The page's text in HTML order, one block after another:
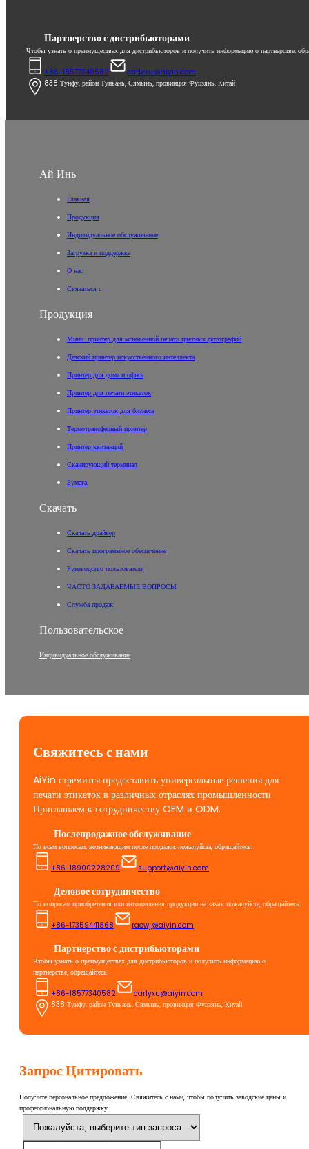
Партнерство с дистрибьюторами
Чтобы узнать о преимуществах для дистрибьюторов и получить информацию о партнерстве,
+86-18577340582
carlyxu@aiyin.com
838 Тунфу, район Туньань, Сямынь, провинция Фуцзянь, Китай
Ай Инь
Главная
Продукция
Индивидуальное обслуживание
Загрузка и поддержка
О нас
Связаться с
Продукция
Мини-принтер для мгновенной печати цветных фотографий
Детский принтер искусственного интеллекта
Принтер для дома и офиса
Принтер для печати этикеток
Принтер этикеток для бизнеса
Термотрансферный принтер
Принтер квитанций
Сканирующий терминал
Бумага
Скачать
Скачать драйвер
Скачать программное обеспечение
Руководство пользователя
ЧАСТО ЗАДАВАЕМЫЕ ВОПРОСЫ
Служба продаж
Пользовательское
Индивидуальное обслуживание
Свяжитесь с нами
AiYin стремится предоставить универсальные решения для
печати этикеток в различных отраслях промышленности.
Приглашаем к сотрудничеству OEM и ODM.
Послепродажное обслуживание
По всем вопросам, возникающим после продажи, пожалуйста, обращайтесь:
+86-18900228209 support@aiyin.com
Деловое сотрудничество
По вопросам приобретения или изготовления продукции на заказ, пожалуйста, обращайтесь:
+86-17359441868 raowj@aiyin.com
Партнерство с дистрибьюторами
Чтобы узнать о преимуществах для дистрибьюторов и получить информацию о
партнерстве, обращайтесь:
+86-18577340582
carlyxu@aiyin.com
838 Тунфу, район Туньань, Сямынь, провинция Фуцзянь, Китай
Запрос Цитировать
Получите персональное предложение! Свяжитесь с нами, чтобы получить заводские цены и
профессиональную поддержку.